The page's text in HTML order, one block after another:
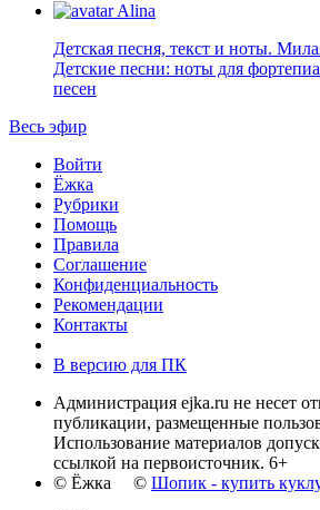
Alina
Детская песня, текст и ноты.
Детские песни: ноты для
песен
Весь эфир
Войти
Ёжка
Рубрики
Помощь
Правила
Соглашение
Конфиденциальность
Рекомендации
Контакты
В версию для ПК
Администрация ejka.ru не несет
публикации, размещенные
Использование материалов
ссылкой на первоисточник. 6+
© Ёжка © Шопик - купить